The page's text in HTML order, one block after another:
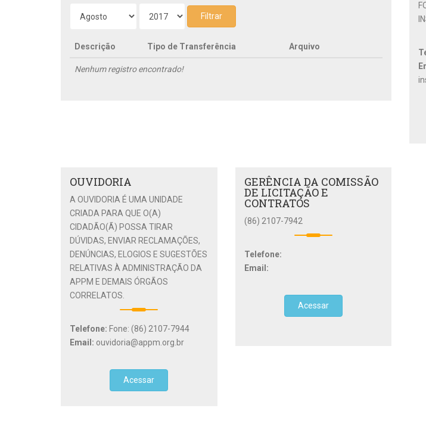
Filtrar
Descrição Tipo de Transferência Arquivo
Nenhum registro encontrado!
OUVIDORIA
A OUVIDORIA É UMA UNIDADE
CRIADA PARA QUE O(A)
CIDADÃO(Ã) POSSA TIRAR
DÚVIDAS, ENVIAR RECLAMAÇÕES,
DENÚNCIAS, ELOGIOS E SUGESTÕES
RELATIVAS À ADMINISTRAÇÃO DA
APPM E DEMAIS ÓRGÃOS
CORRELATOS.
Telefone: Fone: (86) 2107-7944
Email: ouvidoria@appm.org.br
Acessar
GERÊNCIA DA COMISSÃO
DE LICITAÇÃO E
CONTRATOS
(86) 2107-7942
Telefone:
Email:
Acessar